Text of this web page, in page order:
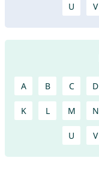
U V
A B C D
K L M N
U V